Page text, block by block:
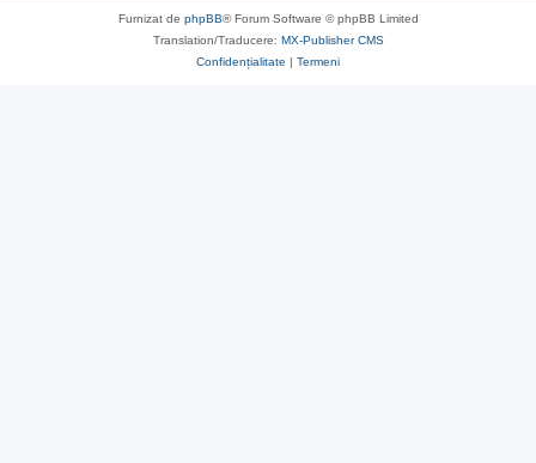
Furnizat de phpBB® Forum Software © phpBB Limited
Translation/Traducere: MX-Publisher CMS
Confidențialitate | Termeni